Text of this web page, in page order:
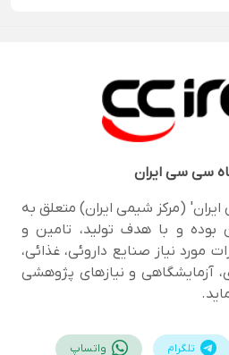
سی سی ایران
(مرکز شیمی ایران) متعلق به
بوده و با هدف تولید، تامین و
مورد نیاز صنایع داروئی، غذائی،
آزمایشگاهی و نیازهای پژوهشی
تلگرام واتساپ